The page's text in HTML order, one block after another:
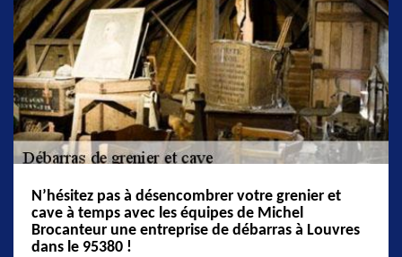
N’hésitez pas à désencombrer votre grenier et
cave à temps avec les équipes de Michel
Brocanteur une entreprise de débarras à Louvres
dans le 95380 !